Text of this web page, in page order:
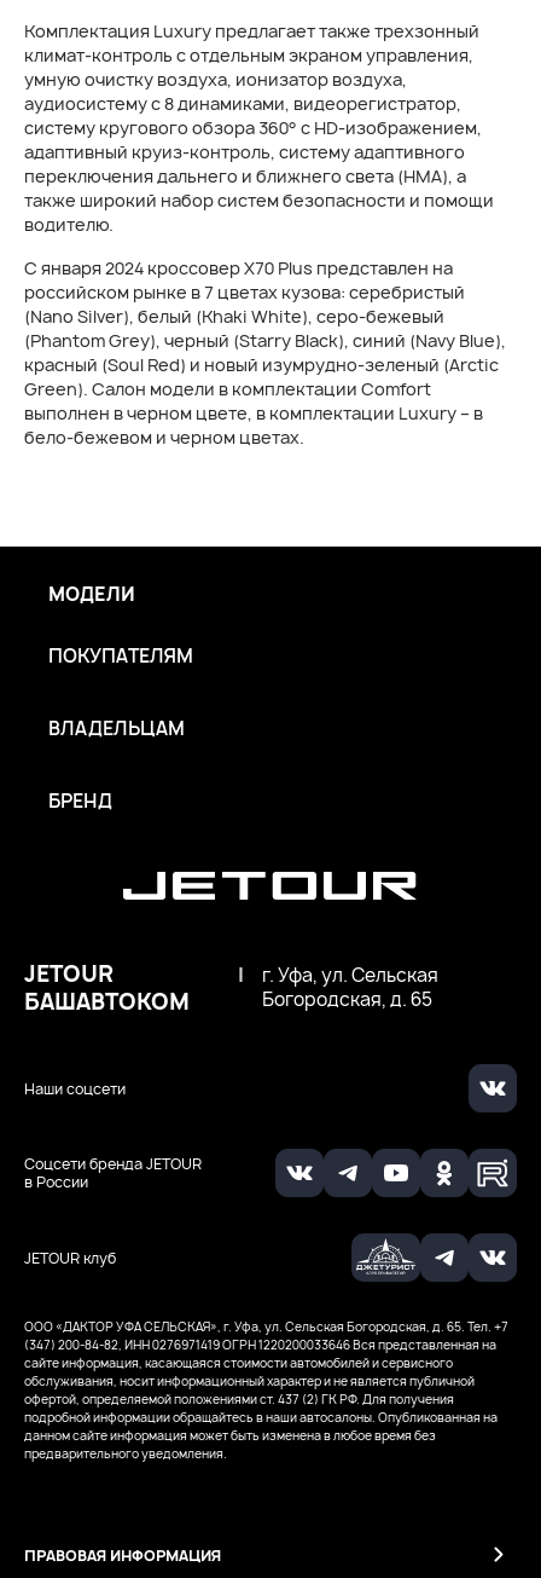
Комплектация Luxury предлагает также трехзонный
климат-контроль с отдельным экраном управления,
умную очистку воздуха, ионизатор воздуха,
аудиосистему с 8 динамиками, видеорегистратор,
систему кругового обзора 360° с HD-изображением,
адаптивный круиз-контроль, систему адаптивного
переключения дальнего и ближнего света (HMA), а
также широкий набор систем безопасности и помощи
водителю.
С января 2024 кроссовер X70 Plus представлен на
российском рынке в 7 цветах кузова: серебристый
(Nano Silver), белый (Khaki White), серо-бежевый
(Phantom Grey), черный (Starry Black), синий (Navy Blue),
красный (Soul Red) и новый изумрудно-зеленый (Arctic
Green). Салон модели в комплектации Comfort
выполнен в черном цвете, в комплектации Luxury – в
бело-бежевом и черном цветах.
JETOUR клуб
Соцсети бренда JETOUR
в России
Наши соцсети
JETOUR
БАШАВТОКОМ
|
г. Уфа, ул. Сельская
Богородская, д. 65
МОДЕЛИ
ПОКУПАТЕЛЯМ
ВЛАДЕЛЬЦАМ
БРЕНД
ООО «ДАКТОР УФА СЕЛЬСКАЯ», г. Уфа, ул. Сельская Богородская, д. 65. Тел. +7
(347) 200-84-82, ИНН 0276971419ОГРН 1220200033646Вся представленная на
сайте информация, касающаяся стоимости автомобилей и сервисного
обслуживания, носит информационный характер и не является публичной
офертой, определяемой положениями ст. 437 (2) ГК РФ. Для получения
подробной информации обращайтесь в наши автосалоны. Опубликованная на
данном сайте информация может быть изменена в любое время без
предварительного уведомления.
ПРАВОВАЯ ИНФОРМАЦИЯ